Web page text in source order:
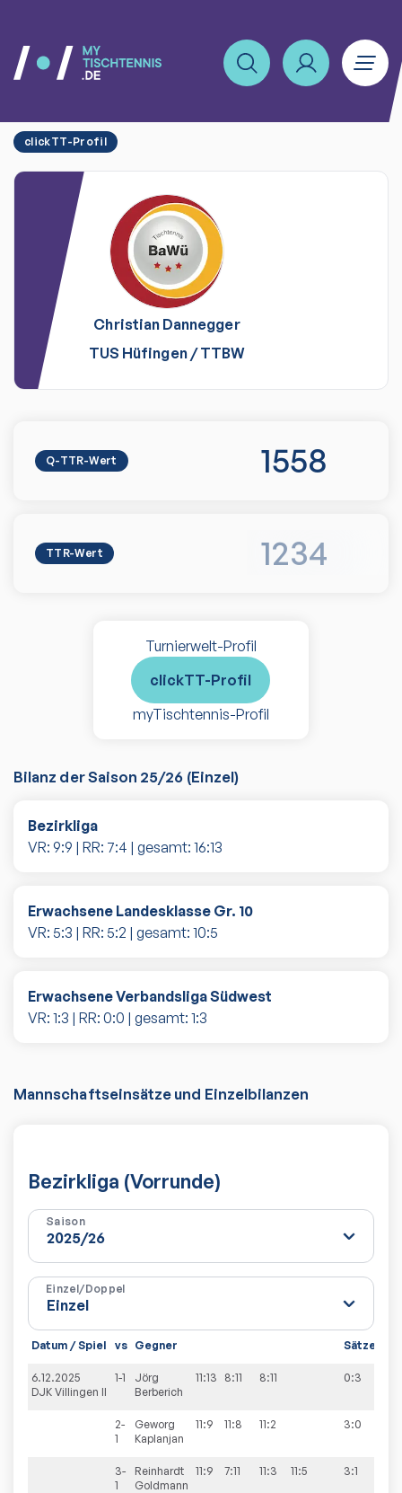
clickTT-Profil
Christian Dannegger
TUS Hüfingen/TTBW
Q-TTR-Wert 1558
TTR-Wert 1234
Turnierwelt-Profil
clickTT-Profil
myTischtennis-Profil
Bilanz der Saison 25/26 (Einzel)
Bezirkliga
VR: 9:9 | RR: 7:4 | gesamt: 16:13
Erwachsene Landesklasse Gr. 10
VR: 5:3 | RR: 5:2 | gesamt: 10:5
Erwachsene Verbandsliga Südwest
VR: 1:3 | RR: 0:0 | gesamt: 1:3
Mannschaftseinsätze und Einzelbilanzen
Bezirkliga (Vorrunde)
Saison
Einzel/Doppel
Datum / Spiel vs Gegner Sätze
6.12.2025
DJK Villingen II
1-1
Jörg
Berberich
11:13 8:11 8:11 0:3
2-
1
Geworg
Kaplanjan
11:9 11:8 11:2 3:0
3-
1
Reinhardt
Goldmann
11:9 7:11 11:3 11:5 3:1